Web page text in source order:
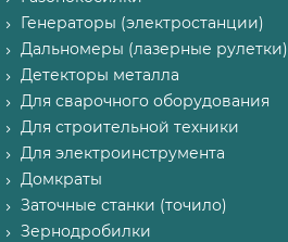
Генераторы (электростанции)
Дальномеры (лазерные рулетки)
Детекторы металла
Для сварочного оборудования
Для строительной техники
Для электроинструмента
Домкраты
Заточные станки (точило)
Зернодробилки